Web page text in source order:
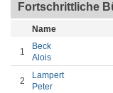
Fortschrittliche
Name
1
Beck
Alois
2
Lampert
Peter